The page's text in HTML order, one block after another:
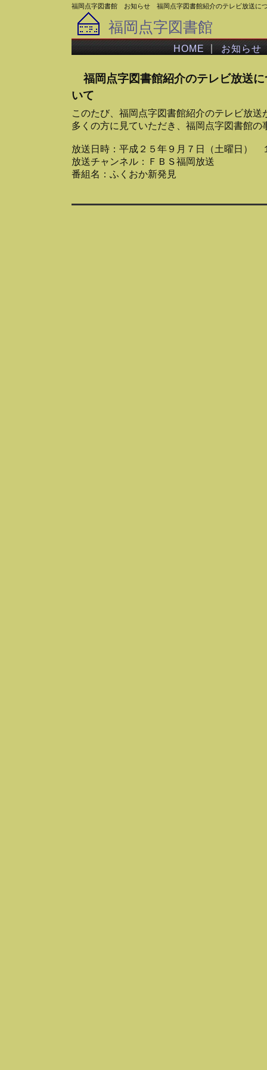
福岡点字図書館 お知らせ 福岡点字図書館紹介のテレビ放送に
福岡点字図書館
HOME お知らせ
福岡点字図書館紹介のテレビ放送に
いて
このたび、福岡点字図書館紹介のテレビ放
多くの方に見ていただき、福岡点字図書館
放送日時：平成２５年９月７日（土曜日）
放送チャンネル：ＦＢＳ福岡放送
番組名：ふくおか新発見